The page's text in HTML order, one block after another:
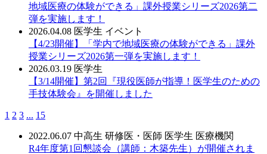
地域医療の体験ができる」課外授業シリーズ2026第二
弾を実施します！
2026.04.08 医学生 イベント
【4/23開催】「学内で地域医療の体験ができる」課外
授業シリーズ2026第一弾を実施します！
2026.03.19 医学生
【3/14開催】第2回『現役医師が指導！医学生のための
手技体験会』を開催しました
1 2 3 ... 15
2022.06.07 中高生 研修医・医師 医学生 医療機関
R4年度第1回懇談会（講師：木築先生）が開催されま